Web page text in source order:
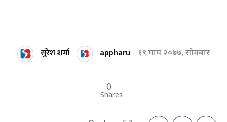
सुरेश शर्मा appharu १९ माघ २०७७, सोमबार
0
Shares